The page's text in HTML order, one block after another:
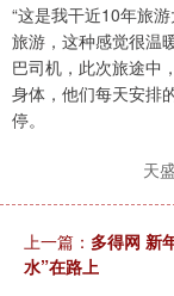
“这是我干近10年旅
旅游，这种感觉很温
巴司机，此次旅途中
身体，他们每天安排
停。
天
上一篇： 多得网 新
水”在路上